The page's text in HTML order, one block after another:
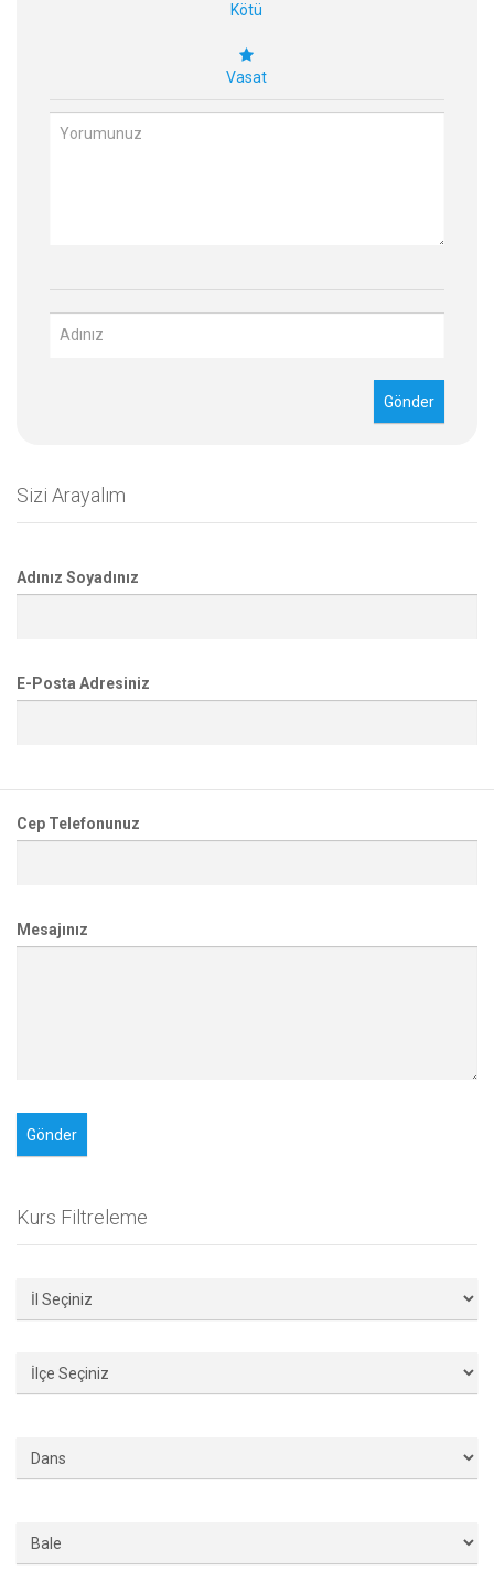
Kötü
Vasat
Sizi Arayalım
Adınız Soyadınız
E-Posta Adresiniz
Cep Telefonunuz
Mesajınız
Kurs Filtreleme